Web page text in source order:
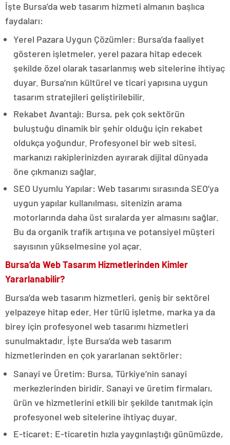
İşte Bursa’da web tasarım hizmeti almanın başlıca
faydaları:
Yerel Pazara Uygun Çözümler: Bursa’da faaliyet
gösteren işletmeler, yerel pazara hitap edecek
şekilde özel olarak tasarlanmış web sitelerine ihtiyaç
duyar. Bursa’nın kültürel ve ticari yapısına uygun
tasarım stratejileri geliştirilebilir.
Rekabet Avantajı: Bursa, pek çok sektörün
buluştuğu dinamik bir şehir olduğu için rekabet
oldukça yoğundur. Profesyonel bir web sitesi,
markanızı rakiplerinizden ayırarak dijital dünyada
öne çıkmanızı sağlar.
SEO Uyumlu Yapılar: Web tasarımı sırasında SEO’ya
uygun yapılar kullanılması, sitenizin arama
motorlarında daha üst sıralarda yer almasını sağlar.
Bu da organik trafik artışına ve potansiyel müşteri
sayısının yükselmesine yol açar.
Bursa’da Web Tasarım Hizmetlerinden Kimler
Yararlanabilir?
Bursa’da web tasarım hizmetleri, geniş bir sektörel
yelpazeye hitap eder. Her türlü işletme, marka ya da
birey için profesyonel web tasarımı hizmetleri
sunulmaktadır. İşte Bursa’da web tasarım
hizmetlerinden en çok yararlanan sektörler:
Sanayi ve Üretim: Bursa, Türkiye’nin sanayi
merkezlerinden biridir. Sanayi ve üretim firmaları,
ürün ve hizmetlerini etkili bir şekilde tanıtmak için
profesyonel web sitelerine ihtiyaç duyar.
E-ticaret: E-ticaretin hızla yaygınlaştığı günümüzde,